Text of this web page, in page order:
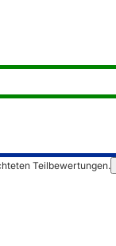
Teilbewertungen.